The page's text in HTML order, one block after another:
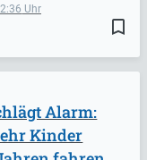
bookmark_border
Alarm:
Kinder